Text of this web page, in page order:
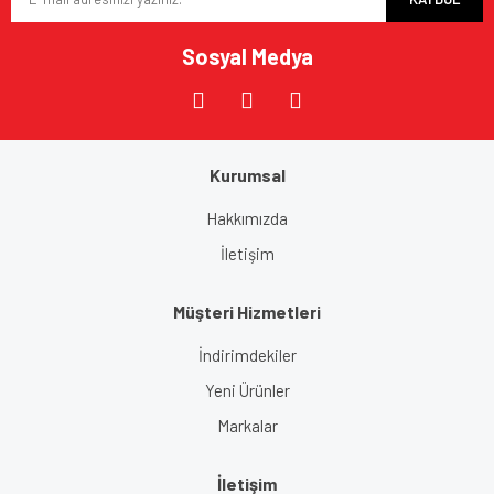
Ürün fiyatı diğer sitelerden daha pahalı.
Sosyal Medya
Kurumsal
Hakkımızda
İletişim
Müşteri Hizmetleri
İndirimdekiler
Yeni Ürünler
Markalar
İletişim